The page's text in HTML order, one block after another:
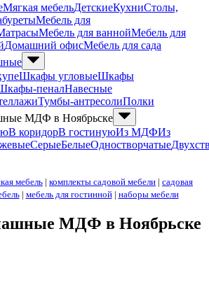
Мягкая мебельДетскиеКухниСтолы,
Мебель для
Мебель для ваннойМебель для
Домашний офисМебель для сада
Шкафы угловыеШкафы
пеналНавесные
Тумбы-антресолиПолки
МДФ в Ноябрьске
В коридорВ гостинуюИз МДФИз
СерыеБелыеОдностворчатые
мебель | комплекты садовой мебели | садовая
| мебель для гостинной| наборы мебели
МДФ в Ноябрьске